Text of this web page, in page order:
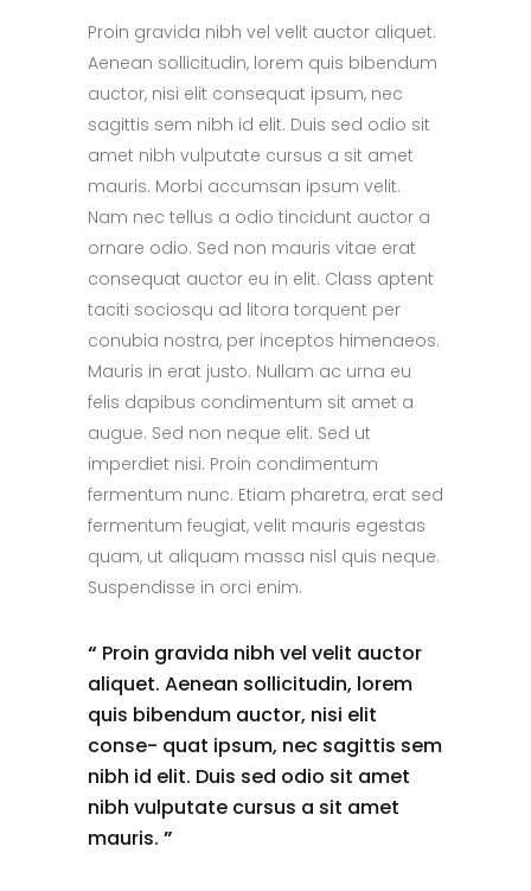
Proin gravida nibh vel velit auctor aliquet.
Aenean sollicitudin, lorem quis bibendum
auctor, nisi elit consequat ipsum, nec
sagittis sem nibh id elit. Duis sed odio sit
amet nibh vulputate cursus a sit amet
mauris. Morbi accumsan ipsum velit.
Nam nec tellus a odio tincidunt auctor a
ornare odio. Sed non mauris vitae erat
consequat auctor eu in elit. Class aptent
taciti sociosqu ad litora torquent per
conubia nostra, per inceptos himenaeos.
Mauris in erat justo. Nullam ac urna eu
felis dapibus condimentum sit amet a
augue. Sed non neque elit. Sed ut
imperdiet nisi. Proin condimentum
fermentum nunc. Etiam pharetra, erat sed
fermentum feugiat, velit mauris egestas
quam, ut aliquam massa nisl quis neque.
Suspendisse in orci enim.
“ Proin gravida nibh vel velit auctor
aliquet. Aenean sollicitudin, lorem
quis bibendum auctor, nisi elit
conse- quat ipsum, nec sagittis sem
nibh id elit. Duis sed odio sit amet
nibh vulputate cursus a sit amet
mauris. ”